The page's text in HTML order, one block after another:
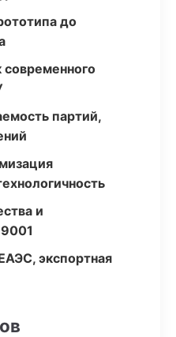
до
партий,
и
экспортная